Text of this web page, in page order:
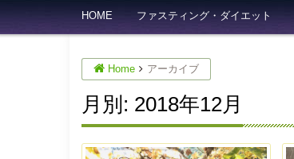
HOME ファスティング・ダイエット
Home アーカイブ
月別: 2018年12月